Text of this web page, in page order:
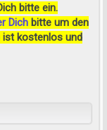
bitte ein.
Dich bitte um den
ist kostenlos und